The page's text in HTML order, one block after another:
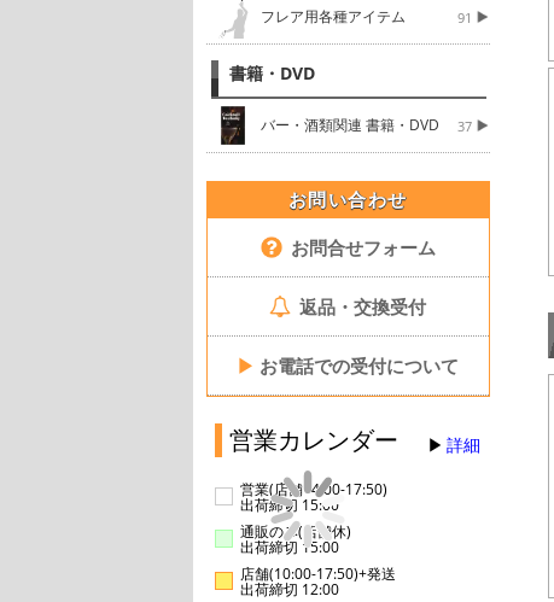
フレア用各種アイテム 91
書籍・DVD
バー・酒類関連 書籍・DVD 37
お問い合わせ
お問合せフォーム
返品・交換受付
▶ お電話での受付について
営業カレンダー 詳細
営業(店舗14:00-17:50)
出荷締切 15:00
通販のみ(店舗休)
出荷締切 15:00
店舗(10:00-17:50)+発送
出荷締切 12:00